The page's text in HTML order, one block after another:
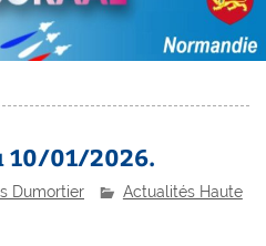
10/01/2026.
Dumortier
Actualités Haute